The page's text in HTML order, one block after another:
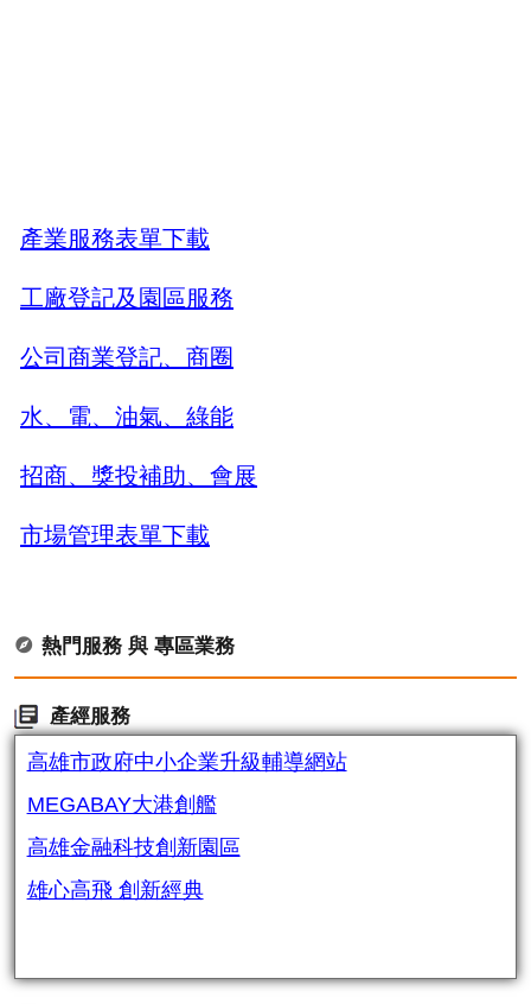
產業服務表單下載
工廠登記及園區服務
公司商業登記、商圈
水、電、油氣、綠能
招商、獎投補助、會展
市場管理表單下載
熱門服務 與 專區業務
產經服務
高雄市政府中小企業升級輔導網站
MEGABAY大港創艦
高雄金融科技創新園區
雄心高飛 創新經典